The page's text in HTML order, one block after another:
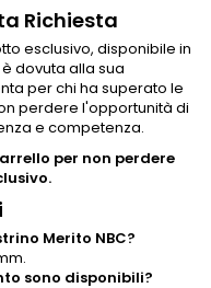
Richiesta
esclusivo, disponibile in
dovuta alla sua
per chi ha superato le
perdere l'opportunità di
e competenza.
per non perdere
Merito NBC?
sono disponibili?